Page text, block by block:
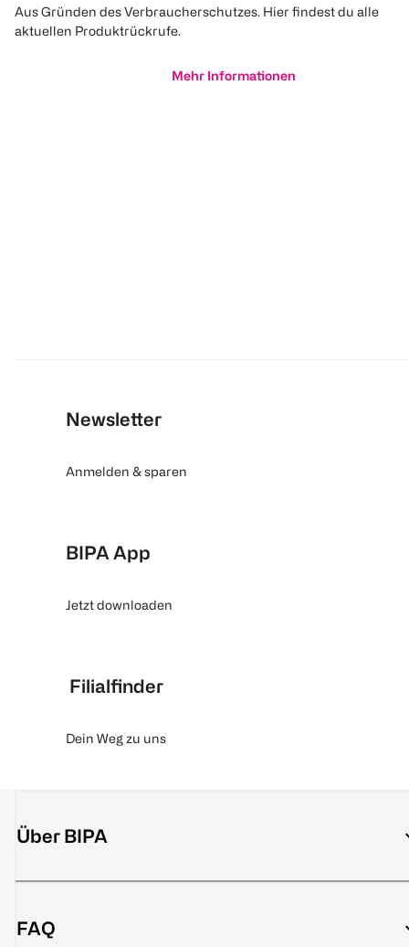
Aus Gründen des Verbraucherschutzes. Hier findest du alle
aktuellen Produktrückrufe.
Mehr Informationen
Newsletter
Anmelden & sparen
BIPA App
Jetzt downloaden
Filialfinder
Dein Weg zu uns
Über BIPA
FAQ